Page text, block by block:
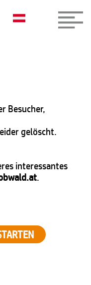
Besucher,
gelöscht.
interessantes
.